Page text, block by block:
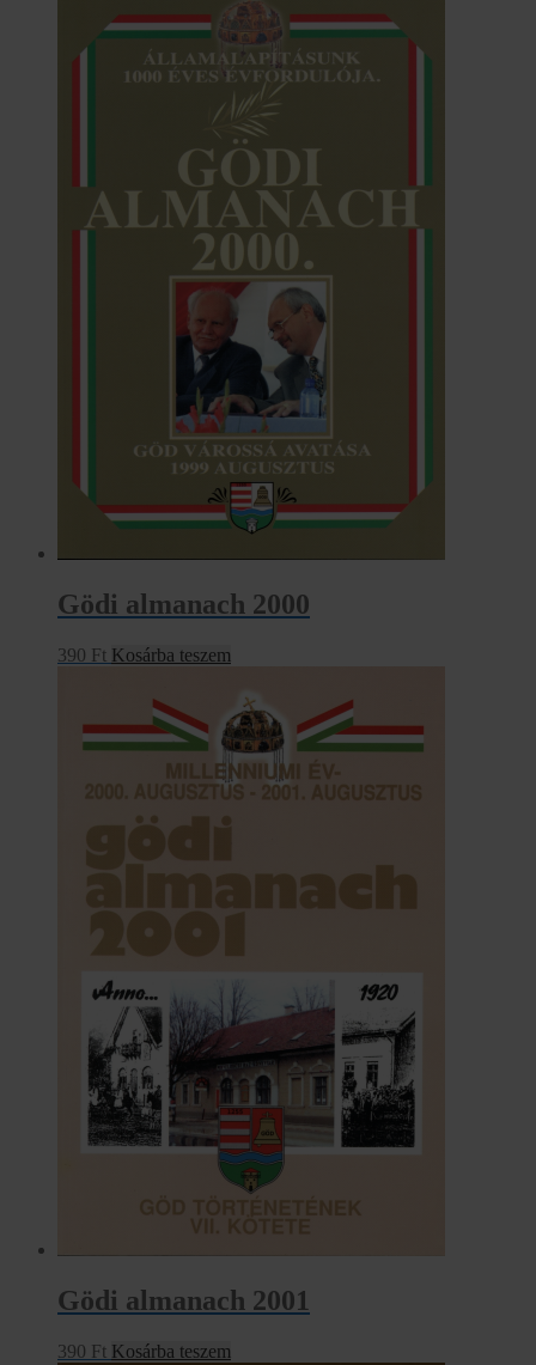
Gödi almanach 2000
390 Ft Kosárba teszem
Gödi almanach 2001
390 Ft Kosárba teszem